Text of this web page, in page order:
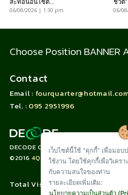
สะท้อนอินไซต์...
06/08/2026 | 1:30 pm
ชีวิต”
06/
Choose Position BANNER
Contact
Email :
Tel. : 095 2951996
DECODE CORPORATION LIMITED
©20164QUARTER.CO
Total Visit :
เว็บไซต์นี้ใช้ "คุกกี้” เพื่อมอ
ใช้งาน โดยใช้คุกกี้เพื่อวิเคร
กับความสนใจของท่าน
รายละเอียดเพิ่มเติม:
นโยบายความเป็นส่วนตัว